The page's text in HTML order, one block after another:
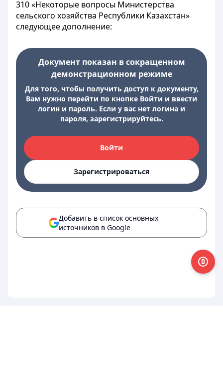
310 «Некоторые вопросы Министерства
сельского хозяйства Республики Казахстан»
следующее дополнение:
Документ показан в сокращенном
демонстрационном режиме
Для того, чтобы получить доступ к документу,
Вам нужно перейти по кнопке Войти и ввести
логин и пароль. Если у вас нет логина и
пароля, зарегистрируйтесь.
Войти
Зарегистрироваться
Добавить в список основных
источников в Google